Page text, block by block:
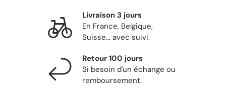
Livraison 3 jours
En France, Belgique,
Suisse... avec suivi.
Retour 100 jours
Si besoin d'un échange ou
remboursement.